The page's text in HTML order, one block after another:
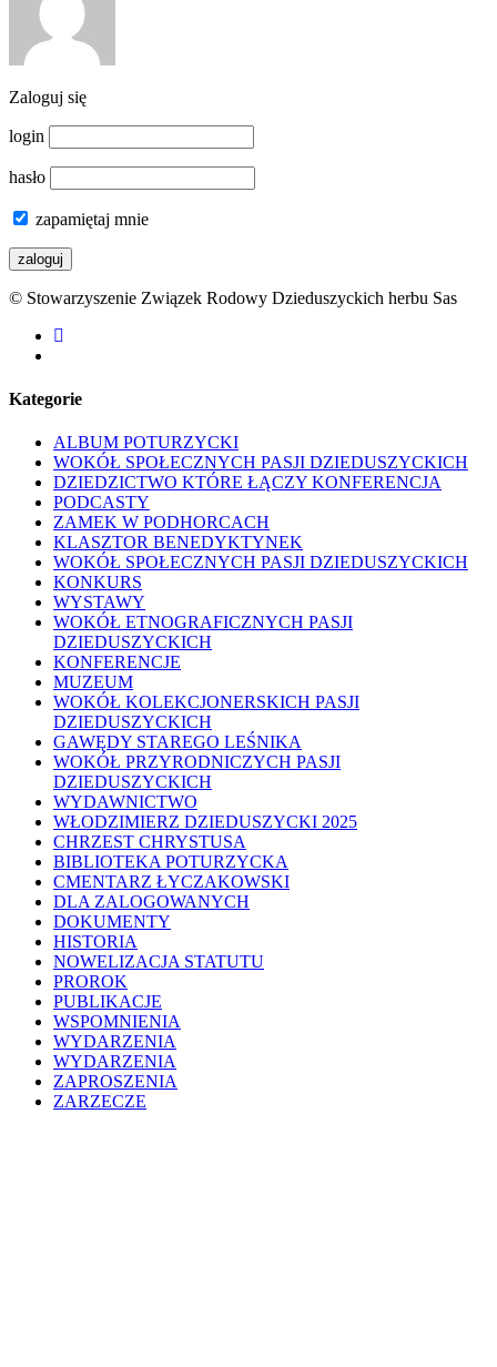
Zaloguj się
login
hasło
zapamiętaj mnie
© Stowarzyszenie Związek Rodowy Dzieduszyckich herbu Sas
facebook
Kategorie
ALBUM POTURZYCKI
WOKÓŁ SPOŁECZNYCH PASJI DZIEDUSZYCKICH
DZIEDZICTWO KTÓRE ŁĄCZY KONFERENCJA
PODCASTY
ZAMEK W PODHORCACH
KLASZTOR BENEDYKTYNEK
WOKÓŁ SPOŁECZNYCH PASJI DZIEDUSZYCKICH
KONKURS
WYSTAWY
WOKÓŁ ETNOGRAFICZNYCH PASJI
DZIEDUSZYCKICH
KONFERENCJE
MUZEUM
WOKÓŁ KOLEKCJONERSKICH PASJI
DZIEDUSZYCKICH
GAWĘDY STAREGO LEŚNIKA
WOKÓŁ PRZYRODNICZYCH PASJI
DZIEDUSZYCKICH
WYDAWNICTWO
WŁODZIMIERZ DZIEDUSZYCKI 2025
CHRZEST CHRYSTUSA
BIBLIOTEKA POTURZYCKA
CMENTARZ ŁYCZAKOWSKI
DLA ZALOGOWANYCH
DOKUMENTY
HISTORIA
NOWELIZACJA STATUTU
PROROK
PUBLIKACJE
WSPOMNIENIA
WYDARZENIA
WYDARZENIA
ZAPROSZENIA
ZARZECZE